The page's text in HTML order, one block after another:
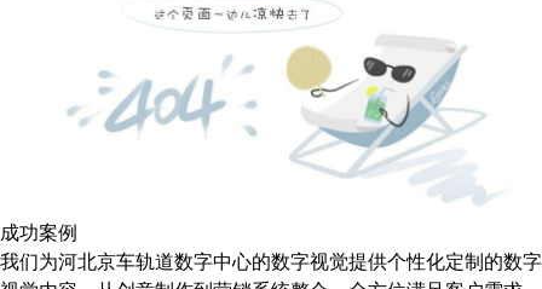
成功案例
我们为河北京车轨道数字中心的数字视觉提供个性化定制的数字